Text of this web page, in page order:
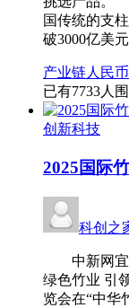
国传统的支
破3000亿美
产业链人民币
已有7733人
创新科技
2025国际
科创之
中新网宜
绿色竹业 引
览会在“中华